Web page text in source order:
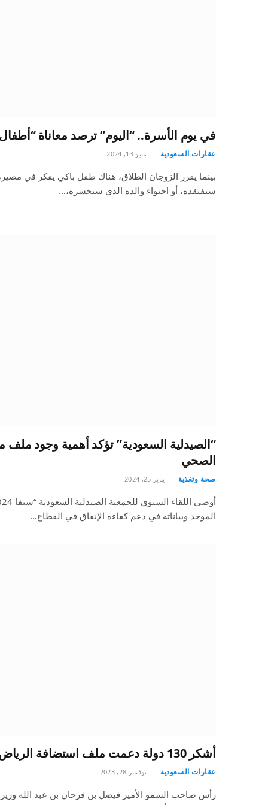
في يوم الأسرة.. “اليوم” ترصد معاناة
عقارات السعودية مايو 13, 2024
بينما يقرر الزوجان الطلاق، هناك طفل باكي يفكر في
سيفتقده، أو احتواء والده الذي سيخسره،…
“الصيدلية السعودية” تؤكد أهمية وجود ملف
الصحي
صحة وتغذية يناير 25, 2024
الموحد وبياناته في دعم كفاءة الإنفاق في القطاع…
أشكر 130 دولة دعمت ملف استضافة الرياض إكسبو 2030
عقارات السعودية نوفمبر 28, 2023
رأس صاحب السمو الأمير فيصل بن فرحان بن عبد الله وزير